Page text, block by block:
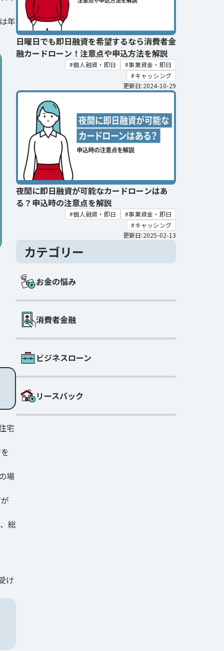
年
宅
場
総
け
日曜日でも即日融資を希望するなら消費者金
融カードローン！注意点や申込方法を解説
個人融資・即日
事業資金・即日
キャッシング
更新日:2024-10-29
夜間に即日融資が可能なカードローンはあ
る？申込時の注意点を解説
個人融資・即日
事業資金・即日
キャッシング
更新日:2025-02-13
カテゴリー
お金の悩み
消費者金融
ビジネスローン
リースバック